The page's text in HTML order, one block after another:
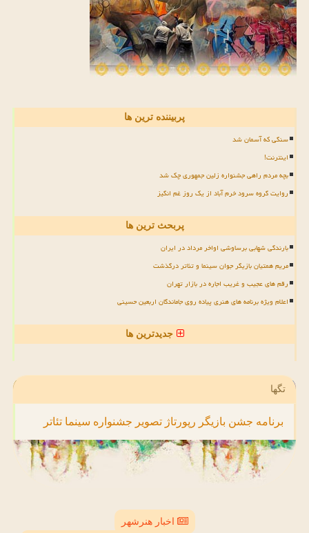
پربیننده ترین ها
سنگی که آسمان شد
اینترنت!
بچه مردم راهی جشنواره زلین جمهوری چک شد
روایت گروه سرود خرم آباد از یک روز غم انگیز
پربحث ترین ها
بارندگی شهابی برساوشی اواخر مرداد در ایران
مریم همتیان بازیگر جوان سینما و تئاتر درگذشت
رقم های عجیب و غریب اجاره در بازار تهران
اعلام ویژه برنامه های هنری پیاده روی جاماندگان اربعین حسینی
جدیدترین ها
تگها
برنامه جشن بازیگر رپورتاژ تصویر جشنواره سینما تئاتر
اخبار هنرشهر